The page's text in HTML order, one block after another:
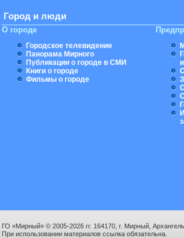
Город и люди
О городе
Городское телевидение
Панорама Мирного
Публикации о городе в СМИ
Книги о городе
Фильмы о городе
ГО «Мирный» © 2005-2026 гг. 164170, г. Мирный,
При использовании материалов ссылка обязательна.